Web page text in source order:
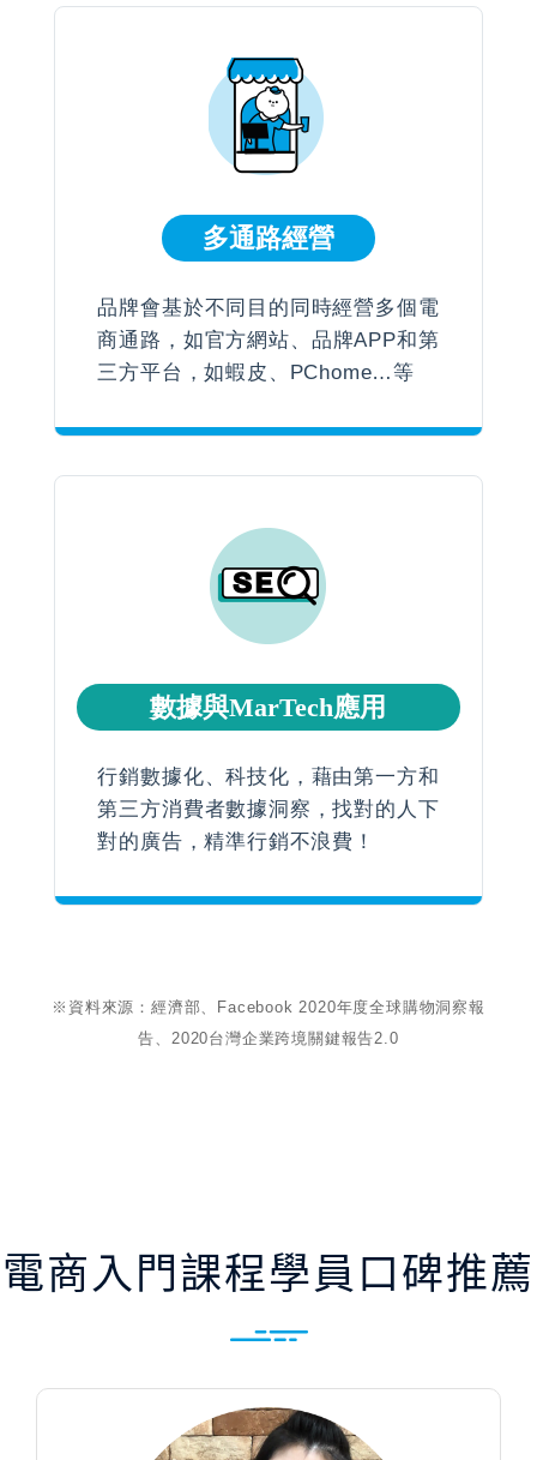
多通路經營
品牌會基於不同目的同時經營多個電
商通路，如官方網站、品牌APP和第
三方平台，如蝦皮、PChome…等
數據與MarTech應用
行銷數據化、科技化，藉由第一方和
第三方消費者數據洞察，找對的人下
對的廣告，精準行銷不浪費！
※資料來源：經濟部、Facebook 2020年度全球購物洞察報
告、2020台灣企業跨境關鍵報告2.0
電商入門課程學員口碑推薦